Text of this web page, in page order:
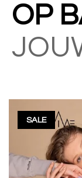
OP
SALE